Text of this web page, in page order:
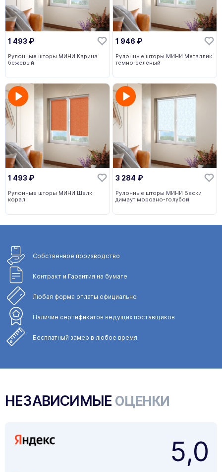
1 493 ₽
Рулонные шторы МИНИ Карина
бежевый
1 946 ₽
Рулонные шторы МИНИ Металлик
темно-зеленый
1 493 ₽
Рулонные шторы МИНИ Шелк
корал
3 284 ₽
Рулонные шторы МИНИ Баски
димаут морозно-голубой
Собственное производство
Контракт и Гарантия на бумаге
Любая форма оплаты официально
Наличие сертификатов ведущих поставщиков
Бесплатный замер в любое время
НЕЗАВИСИМЫЕ ОЦЕНКИ
5,0